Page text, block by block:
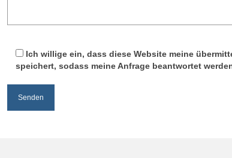
Ich willige ein, dass diese Website meine
speichert, sodass meine Anfrage beantwortet